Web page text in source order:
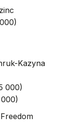
Kazyna
000)